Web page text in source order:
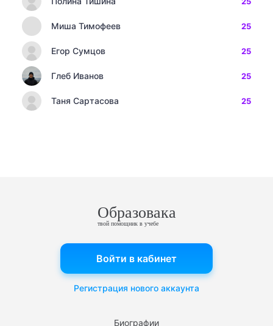
Миша Тимофеев 25
Егор Сумцов 25
Глеб Иванов 25
Таня Сартасова 25
Образовака
твой помощник в учебе
Биографии
Войти в кабинет
Регистрация нового аккаунта